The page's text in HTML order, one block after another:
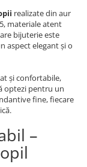
realizate din aur
materiale atent
bijuterie este
aspect elegant și o
și confortabile,
optezi pentru un
fine, fiecare
–